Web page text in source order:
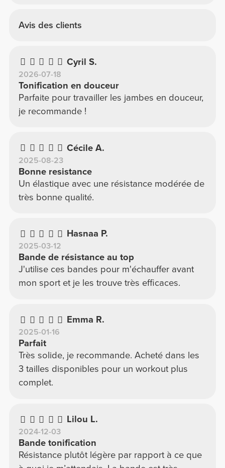
Avis des clients
Cyril S.
2026-07-18
Tonification en douceur
Parfaite pour travailler les jambes en douceur,
je recommande !
Cécile A.
2025-08-23
Bonne resistance
Un élastique avec une résistance modérée de
très bonne qualité.
Hasnaa P.
2025-03-12
Bande de résistance au top
J'utilise ces bandes pour m'échauffer avant
mon sport et je les trouve très efficaces.
Emma R.
2025-01-16
Parfait
Très solide, je recommande. Acheté dans les
3 tailles disponibles pour un workout plus
complet.
Lilou L.
2024-12-03
Bande tonification
Résistance plutôt légère par rapport à ce que